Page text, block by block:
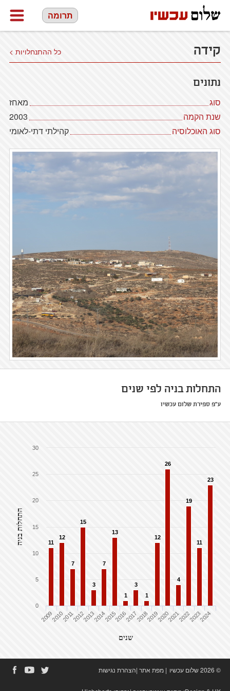
תרומה
קידה כל ההתנחלויות >
נתונים
סוג
מאחז
שנת הקמה
2003
סוג האוכלוסיה
קהילתי דתי-לאומי
התחלות בניה לפי שנים
ע"פ ספירת שלום עכשיו
שנים
התחלות בניה
2009201020112012201320142015201620172018201920202021202220232024
0
5
10
15
20
25
30
11
12
7
15
3
7
13
1
3
1
12
26
4
19
11
23
© 2026 שלום עכשיו | מפת אתר|הצהרת נגישות